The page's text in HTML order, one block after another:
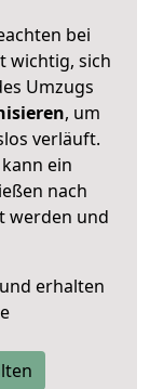
bei
wichtig, sich
Umzugs
, um
verläuft.
ein
nach
werden und
erhalten